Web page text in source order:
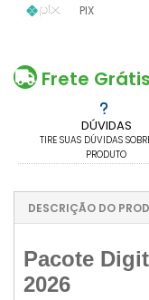
DÚVIDAS
TIRE SUAS DÚVIDAS
PRODUTO
PIX
..
Frete Grátis
DESCRIÇÃO DO
Pacote
2026